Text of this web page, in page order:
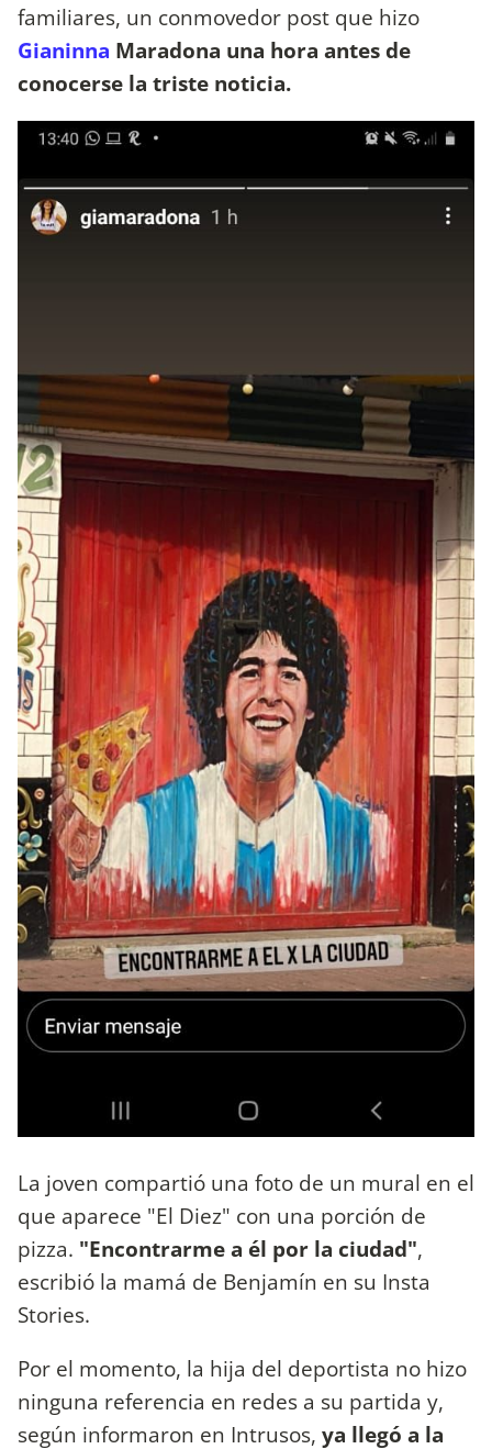
familiares, un conmovedor post que hizo
Gianinna Maradona una hora antes de
conocerse la triste noticia.
La joven compartió una foto de un mural en el
que aparece "El Diez" con una porción de
pizza. "Encontrarme a él por la ciudad",
escribió la mamá de Benjamín en su Insta
Stories.
Por el momento, la hija del deportista no hizo
ninguna referencia en redes a su partida y,
según informaron en Intrusos, ya llegó a la